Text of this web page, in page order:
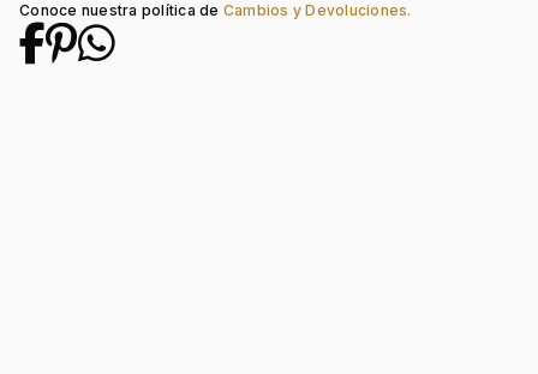
Conoce nuestra política de Cambios y Devoluciones.